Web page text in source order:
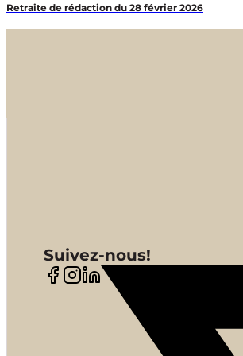
Retraite de rédaction du 28 février 2026
Suivez-nous!